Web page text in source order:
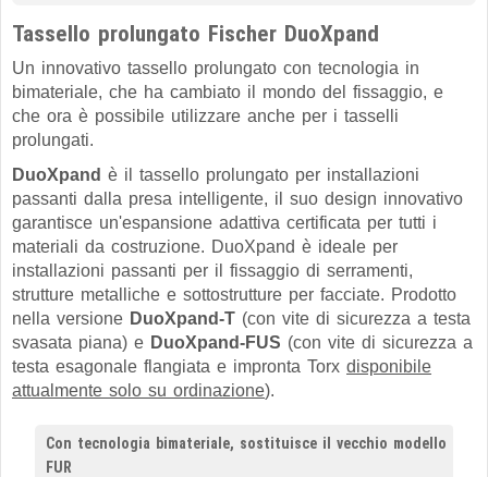
Tassello prolungato Fischer DuoXpand
Un innovativo tassello prolungato con tecnologia in
bimateriale, che ha cambiato il mondo del fissaggio, e
che ora è possibile utilizzare anche per i tasselli
prolungati.
DuoXpand è il tassello prolungato per installazioni
passanti dalla presa intelligente, il suo design innovativo
garantisce un'espansione adattiva certificata per tutti i
materiali da costruzione. DuoXpand è ideale per
installazioni passanti per il fissaggio di serramenti,
strutture metalliche e sottostrutture per facciate. Prodotto
nella versione DuoXpand-T (con vite di sicurezza a testa
svasata piana) e DuoXpand-FUS (con vite di sicurezza a
testa esagonale flangiata e impronta Torx disponibile
attualmente solo su ordinazione).
Con tecnologia bimateriale, sostituisce il vecchio modello
FUR